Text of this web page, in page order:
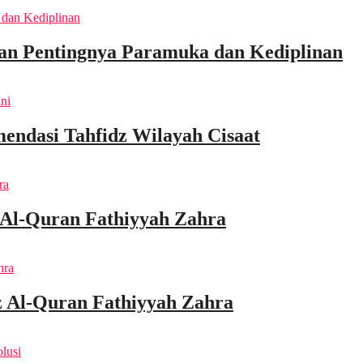
Pentingnya Paramuka dan Kediplinan
Tahfidz Wilayah Cisaat
Quran Fathiyyah Zahra
Al-Quran Fathiyyah Zahra